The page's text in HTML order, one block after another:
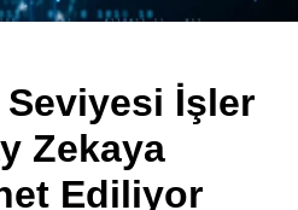
İşler
Zekaya
Ediliyor